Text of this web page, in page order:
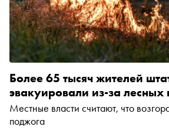
Более 65 тысяч жителей
эвакуировали из-за
Местные власти считают, что
поджога